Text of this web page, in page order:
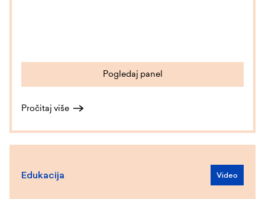
Pogledaj panel
Pročitaj više
Edukacija Video